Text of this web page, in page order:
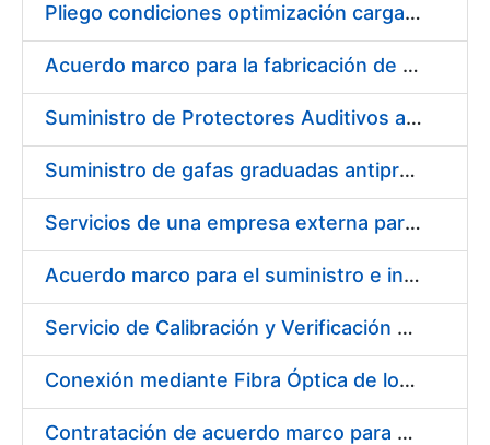
Erakutsi/Ezkutatu
Pliego condiciones optimización cargas compras firmado
Acuerdo marco para la fabricación de piezas
Suministro de Protectores Auditivos a medida para las personas trabajadoras de los Centros de Trabajo de Madrid y Burgos
Suministro de gafas graduadas antiproyecciones para los trabajadores de la FNMT-RCM en los centros de trabajo de Madrid y Burgos
Servicios de una empresa externa para el asesoramiento y resolución de los recursos de alzada que se presentan relacionados con procesos de selección para la FNMT-RCM
Acuerdo marco para el suministro e instalación de persianas, estores y otros complementos
Servicio de Calibración y Verificación Externa de los Equipos de Medición del Servicio de Prevención de la FNMT-RCM
Conexión mediante Fibra Óptica de los Centros de Proceso de Datos (CPDs) de las sedes de la FNMT-RCM de Burgos y Madrid
Contratación de acuerdo marco para el Suministro de Material de Electricidad para la Fábrica Nacional de Moneda y Timbre-Real Casa de la Moneda en su centro de trabajo de Burgos